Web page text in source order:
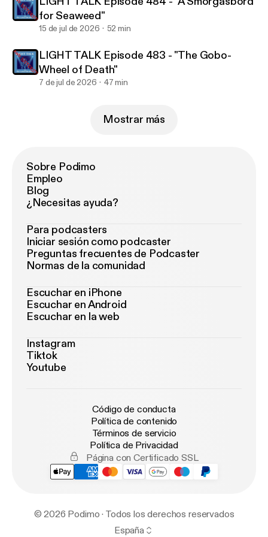
for Seaweed"
15 de jul de 2026 52 min
LIGHT TALK Episode 483 - "The Gobo-
Wheel of Death"
7 de jul de 2026 47 min
Mostrar más
Sobre Podimo
Empleo
Blog
¿Necesitas ayuda?
Para podcasters
Iniciar sesión como podcaster
Preguntas frecuentes de Podcaster
Normas de la comunidad
Escuchar en iPhone
Escuchar en Android
Escuchar en la web
Instagram
Tiktok
Youtube
Código de conducta
Política de contenido
Términos de servicio
Política de Privacidad
Página con Certificado SSL
© 2026 Podimo · Todos los derechos reservados
España